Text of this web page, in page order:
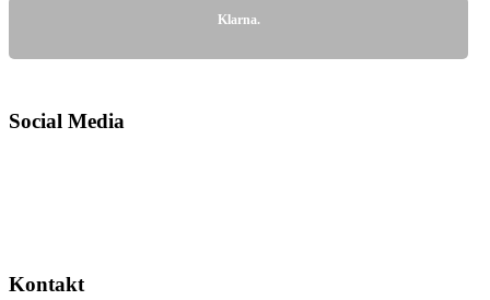
Klarna.
Social Media
Kontakt